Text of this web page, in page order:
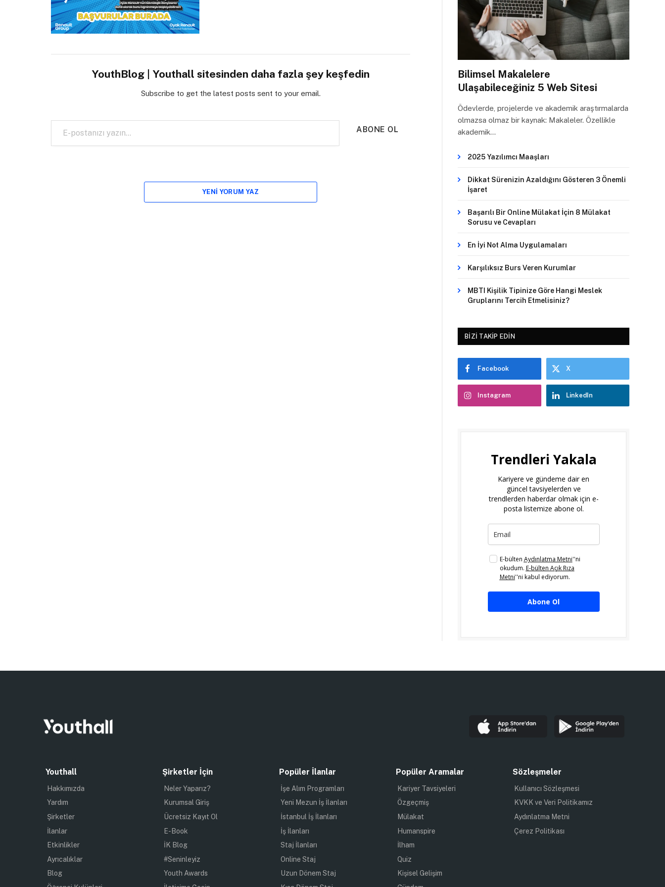
YouthBlog | Youthall sitesinden daha fazla şey keşfedin
Subscribe to get the latest posts sent to your email.
E-postanızı yazın…
ABONE OL
YENI YORUM YAZ
Bilimsel Makalelere
Ulaşabileceğiniz 5 Web Sitesi
Ödevlerde, projelerde ve akademik araştırmalarda
olmazsa olmaz bir kaynak: Makaleler. Özellikle
akademik…
2025 Yazılımcı Maaşları
Dikkat Sürenizin Azaldığını Gösteren 3 Önemli
İşaret
Başarılı Bir Online Mülakat İçin 8 Mülakat
Sorusu ve Cevapları
En İyi Not Alma Uygulamaları
Karşılıksız Burs Veren Kurumlar
MBTI Kişilik Tipinize Göre Hangi Meslek
Gruplarını Tercih Etmelisiniz?
BIZI TAKIP EDIN
Facebook X
Instagram LinkedIn
Trendleri Yakala
Kariyere ve gündeme dair en
güncel tavsiyelerden ve
trendlerden haberdar olmak için e-
posta listemize abone ol.
E-bülten Aydınlatma Metni''ni
okudum. E-bülten Açık Rıza
Metni''ni kabul ediyorum.
Abone Ol
Youthall
Hakkımızda
Yardım
Şirketler
İlanlar
Etkinlikler
Ayrıcalıklar
Blog
Şirketler İçin
Neler Yaparız?
Kurumsal Giriş
Ücretsiz Kayıt Ol
E-Book
İK Blog
#Seninleyiz
Youth Awards
Popüler İlanlar
İşe Alım Programları
Yeni Mezun İş İlanları
İstanbul İş İlanları
İş İlanları
Staj İlanları
Online Staj
Uzun Dönem Staj
Popüler Aramalar
Kariyer Tavsiyeleri
Özgeçmiş
Mülakat
Humanspire
İlham
Quiz
Kişisel Gelişim
Sözleşmeler
Kullanıcı Sözleşmesi
KVKK ve Veri Politikamız
Aydınlatma Metni
Çerez Politikası